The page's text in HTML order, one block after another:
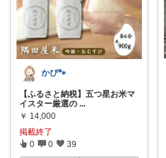
かぴ🐾
【ふるさと納税】五つ星お米マ
イスター厳選の ...
￥ 14,000
掲載終了
0 0 39